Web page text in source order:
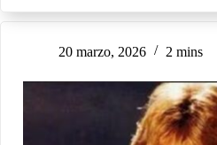
20 marzo, 2026 2 mins